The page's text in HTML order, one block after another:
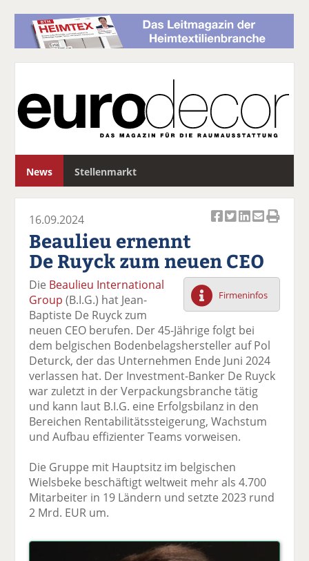
News Stellenmarkt
c
k
el
a
uf
F
ac
e
b
o
o
k
te
il
e
n
k
el
t
wi
tt
er
n
k
el
a
uf
Li
n
k
e
di
n
te
il
e
k
el
p
er
E
m
ai
l
v
er
se
n
n
el
D
ru
e
n
16.09.2024
Beaulieu ernennt
De Ruyck zum neuen CEO
Firmeninfos
Die Beaulieu International
Group (B.I.G.) hat Jean-
Baptiste De Ruyck zum
neuen CEO berufen. Der 45-Jährige folgt bei
dem belgischen Bodenbelagshersteller auf Pol
Deturck, der das Unternehmen Ende Juni 2024
verlassen hat. Der Investment-Banker De Ruyck
war zuletzt in der Verpackungsbranche tätig
und kann laut B.I.G. eine Erfolgsbilanz in den
Bereichen Rentabilitätssteigerung, Wachstum
und Aufbau effizienter Teams vorweisen.
Die Gruppe mit Hauptsitz im belgischen
Wielsbeke beschäftigt weltweit mehr als 4.700
Mitarbeiter in 19 Ländern und setzte 2023 rund
2 Mrd. EUR um.